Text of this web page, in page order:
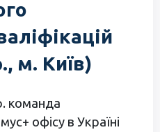
м. Київ)
команда
офісу в Україні